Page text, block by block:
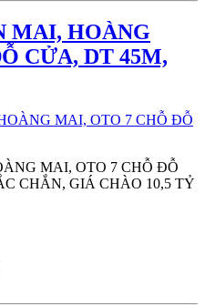
MAI, HOÀNG
CỬA, DT 45M,
MAI, OTO 7 CHỖ ĐỖ
CHẮN, GIÁ CHÀO 10,5 TỶ